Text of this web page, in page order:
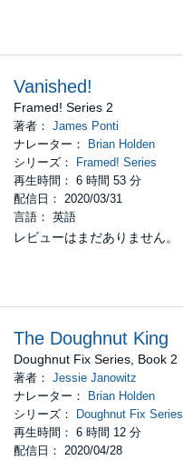
Vanished!
Framed! Series 2
著者：James Ponti
ナレーター： Brian Holden
シリーズ： Framed! Series
再生時間： 6 時間 53 分
配信日： 2020/03/31
言語： 英語
レビューはまだありません。
The Doughnut King
Doughnut Fix Series, Book 2
著者：Jessie Janowitz
ナレーター：
Brian Holden
シリーズ：
Doughnut Fix Series
再生時間： 6 時間 12 分
配信日： 2020/04/28